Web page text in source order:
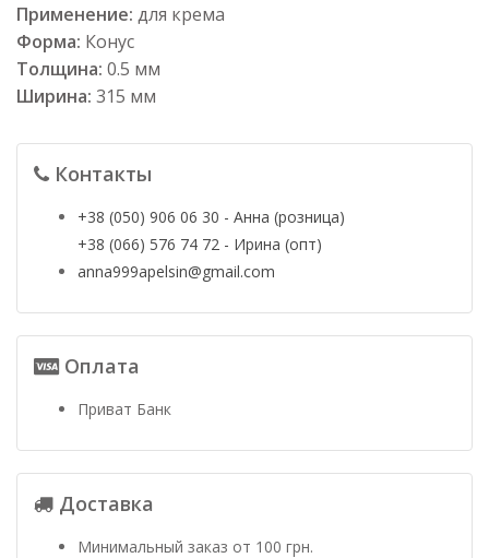
Применение: для крема
Форма: Конус
Толщина: 0.5 мм
Ширина: 315 мм
Контакты
+38 (050) 906 06 30 - Анна (розница)
+38 (066) 576 74 72 - Ирина (опт)
anna999apelsin@gmail.com
Оплата
Приват Банк
Доставка
Минимальный заказ от 100 грн.